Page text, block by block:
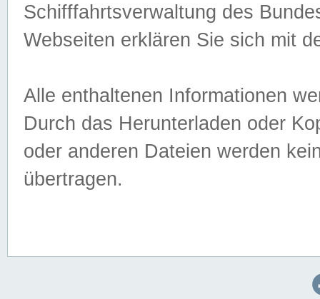
Schifffahrtsverwaltung des
Webseiten erklären Sie sich mit
Alle enthaltenen Informationen
Durch das Herunterladen oder
oder anderen Dateien werden
übertragen.